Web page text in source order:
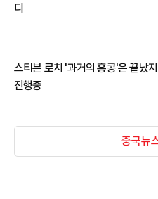
디
스티븐 로치 '과거의 홍콩'은 끝났
진행중
중국뉴